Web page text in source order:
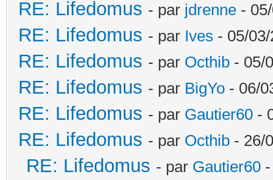
RE: Lifedomus - par jdrenne -
RE: Lifedomus - par Ives - 05/
RE: Lifedomus - par Octhib - 05/
RE: Lifedomus - par BigYo - 06/
RE: Lifedomus - par Gautier60 -
RE: Lifedomus - par Octhib - 26/
RE: Lifedomus - par Gautier60